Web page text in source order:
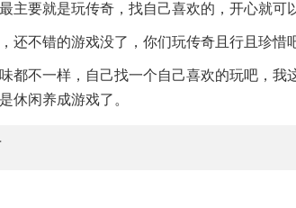
主要就是玩传奇，找自己喜欢的，开心就可
还不错的游戏没了，你们玩传奇且行且珍惜
都不一样，自己找一个自己喜欢的玩吧，我
休闲养成游戏了。